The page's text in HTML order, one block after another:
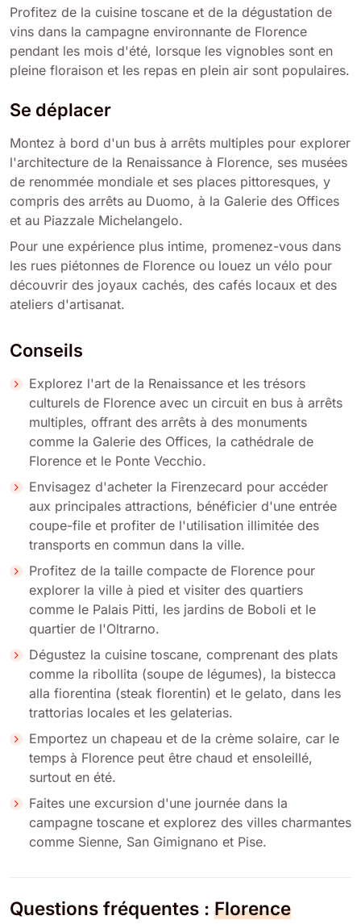
Profitez de la cuisine toscane et de la dégustation de
vins dans la campagne environnante de Florence
pendant les mois d'été, lorsque les vignobles sont en
pleine floraison et les repas en plein air sont populaires.
Se déplacer
Montez à bord d'un bus à arrêts multiples pour explorer
l'architecture de la Renaissance à Florence, ses musées
de renommée mondiale et ses places pittoresques, y
compris des arrêts au Duomo, à la Galerie des Offices
et au Piazzale Michelangelo.
Pour une expérience plus intime, promenez-vous dans
les rues piétonnes de Florence ou louez un vélo pour
découvrir des joyaux cachés, des cafés locaux et des
ateliers d'artisanat.
Conseils
Explorez l'art de la Renaissance et les trésors
culturels de Florence avec un circuit en bus à arrêts
multiples, offrant des arrêts à des monuments
comme la Galerie des Offices, la cathédrale de
Florence et le Ponte Vecchio.
Envisagez d'acheter la Firenzecard pour accéder
aux principales attractions, bénéficier d'une entrée
coupe-file et profiter de l'utilisation illimitée des
transports en commun dans la ville.
Profitez de la taille compacte de Florence pour
explorer la ville à pied et visiter des quartiers
comme le Palais Pitti, les jardins de Boboli et le
quartier de l'Oltrarno.
Dégustez la cuisine toscane, comprenant des plats
comme la ribollita (soupe de légumes), la bistecca
alla fiorentina (steak florentin) et le gelato, dans les
trattorias locales et les gelaterias.
Emportez un chapeau et de la crème solaire, car le
temps à Florence peut être chaud et ensoleillé,
surtout en été.
Faites une excursion d'une journée dans la
campagne toscane et explorez des villes charmantes
comme Sienne, San Gimignano et Pise.
Questions fréquentes : Florence